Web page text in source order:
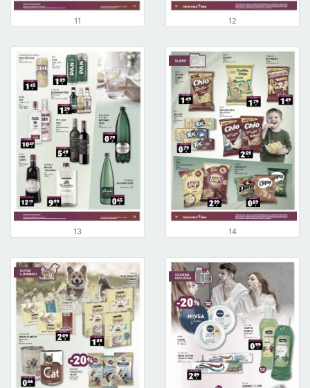
11 12
13 14